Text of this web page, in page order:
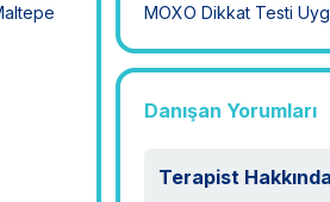
MOXO Dikkat Testi
Danışan Yorumları
Terapist